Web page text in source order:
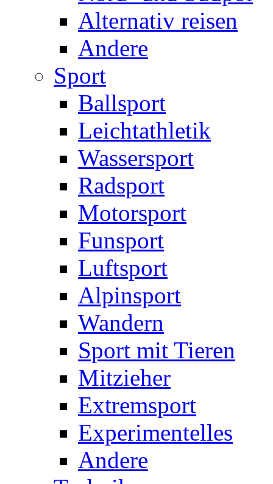
Alternativ reisen
Andere
Sport
Ballsport
Leichtathletik
Wassersport
Radsport
Motorsport
Funsport
Luftsport
Alpinsport
Wandern
Sport mit Tieren
Mitzieher
Extremsport
Experimentelles
Andere